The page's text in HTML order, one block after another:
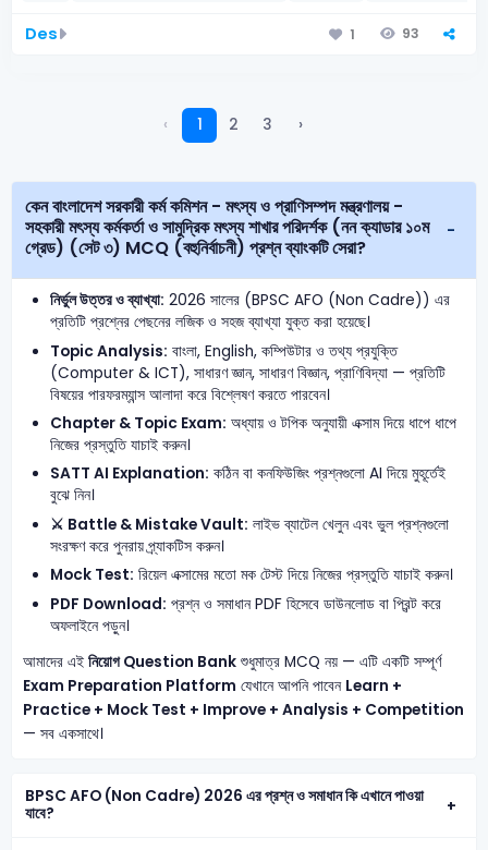
Des 1 93
‹ 1 2 3 ›
কেন বাংলাদেশ সরকারী কর্ম কমিশন - মৎস্য ও প্রাণিসম্পদ মন্ত্রণালয় -
সহকারী মৎস্য কর্মকর্তা ও সামুদ্রিক মৎস্য শাখার পরিদর্শক (নন ক্যাডার ১০ম
গ্রেড) (সেট ৩) MCQ (বহুনির্বাচনী) প্রশ্ন ব্যাংকটি সেরা?
নির্ভুল উত্তর ও ব্যাখ্যা: 2026 সালের (BPSC AFO (Non Cadre)) এর
প্রতিটি প্রশ্নের পেছনের লজিক ও সহজ ব্যাখ্যা যুক্ত করা হয়েছে।
Topic Analysis: বাংলা, English, কম্পিউটার ও তথ্য প্রযুক্তি
(Computer & ICT), সাধারণ জ্ঞান, সাধারণ বিজ্ঞান, প্রাণিবিদ্যা — প্রতিটি
বিষয়ের পারফরম্যান্স আলাদা করে বিশ্লেষণ করতে পারবেন।
Chapter & Topic Exam: অধ্যায় ও টপিক অনুযায়ী এক্সাম দিয়ে ধাপে ধাপে
নিজের প্রস্তুতি যাচাই করুন।
SATT AI Explanation: কঠিন বা কনফিউজিং প্রশ্নগুলো AI দিয়ে মুহূর্তেই
বুঝে নিন।
⚔️ Battle & Mistake Vault: লাইভ ব্যাটেল খেলুন এবং ভুল প্রশ্নগুলো
সংরক্ষণ করে পুনরায় প্র্যাকটিস করুন।
Mock Test: রিয়েল এক্সামের মতো মক টেস্ট দিয়ে নিজের প্রস্তুতি যাচাই করুন।
PDF Download: প্রশ্ন ও সমাধান PDF হিসেবে ডাউনলোড বা প্রিন্ট করে
অফলাইনে পড়ুন।
আমাদের এই নিয়োগ Question Bankশুধুমাত্র MCQ নয় — এটি একটি সম্পূর্ণ
Exam Preparation Platform যেখানে আপনি পাবেন Learn +
Practice + Mock Test + Improve + Analysis + Competition
— সব একসাথে।
BPSC AFO (Non Cadre) 2026 এর প্রশ্ন ও সমাধান কি এখানে পাওয়া
যাবে?